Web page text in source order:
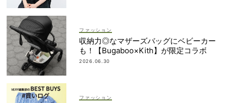
ファッション
収納力◎なマザーズバッグにベビーカー
も！【Bugaboo×Kith】が限定コラボ
2026.06.30
ファッション